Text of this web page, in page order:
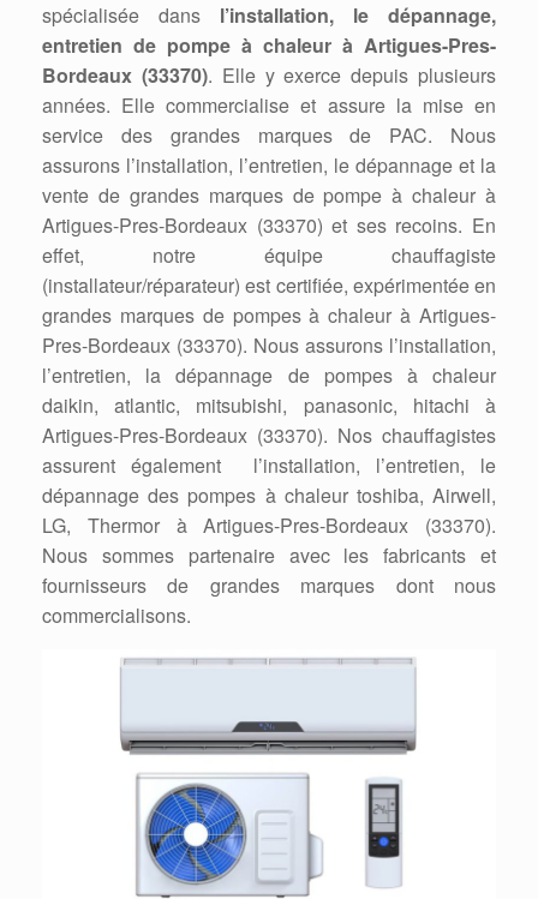
spécialisée dans l’installation, le dépannage,
entretien de pompe à chaleur à Artigues-Pres-
Bordeaux (33370). Elle y exerce depuis plusieurs
années. Elle commercialise et assure la mise en
service des grandes marques de PAC. Nous
assurons l’installation, l’entretien, le dépannage et la
vente de grandes marques de pompe à chaleur à
Artigues-Pres-Bordeaux (33370) et ses recoins. En
effet, notre équipe chauffagiste
(installateur/réparateur) est certifiée, expérimentée en
grandes marques de pompes à chaleur à Artigues-
Pres-Bordeaux (33370). Nous assurons l’installation,
l’entretien, la dépannage de pompes à chaleur
daikin, atlantic, mitsubishi, panasonic, hitachi à
Artigues-Pres-Bordeaux (33370). Nos chauffagistes
assurent également l’installation, l’entretien, le
dépannage des pompes à chaleur toshiba, Airwell,
LG, Thermor à Artigues-Pres-Bordeaux (33370).
Nous sommes partenaire avec les fabricants et
fournisseurs de grandes marques dont nous
commercialisons.